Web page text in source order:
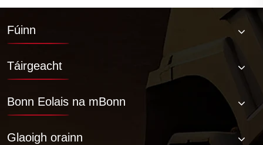
Fúinn
Táirgeacht
Bonn Eolais na mBonn
Glaoigh orainn